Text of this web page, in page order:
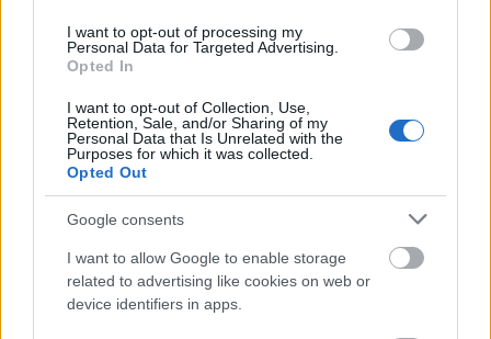
I want to opt-out of processing my
Personal Data for Targeted Advertising.
Opted In
I want to opt-out of Collection, Use,
Retention, Sale, and/or Sharing of my
Personal Data that Is Unrelated with the
Purposes for which it was collected.
Opted Out
Google consents
I want to allow Google to enable storage
related to advertising like cookies on web or
device identifiers in apps.
Αν προκύψει επιπλέον φόρος
Σε περίπτωση που η τροποποιητική δήλωση
αυξάνει τον φόρο:
το αρχικό ποσό διατηρεί την έκπτωση που
αντιστοιχεί στην αρχική δήλωση,